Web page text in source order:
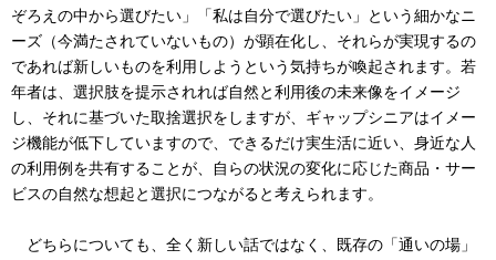
ぞろえの中から選びたい」「私は自分で選びたい」という細かなニ
ーズ（今満たされていないもの）が顕在化し、それらが実現するの
であれば新しいものを利用しようという気持ちが喚起されます。若
年者は、選択肢を提示されれば自然と利用後の未来像をイメージ
し、それに基づいた取捨選択をしますが、ギャップシニアはイメー
ジ機能が低下していますので、できるだけ実生活に近い、身近な人
の利用例を共有することが、自らの状況の変化に応じた商品・サー
ビスの自然な想起と選択につながると考えられます。
どちらについても、全く新しい話ではなく、既存の「通いの場」